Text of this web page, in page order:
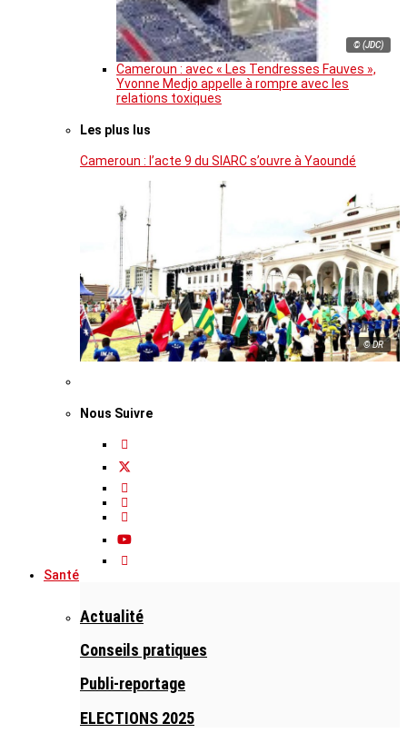
© (JDC)
Cameroun : avec « Les Tendresses Fauves »,
Yvonne Medjo appelle à rompre avec les
relations toxiques
Les plus lus
Cameroun : l’acte 9 du SIARC s’ouvre à Yaoundé
© DR
Nous Suivre
Santé
Actualité
Conseils pratiques
Publi-reportage
ELECTIONS 2025